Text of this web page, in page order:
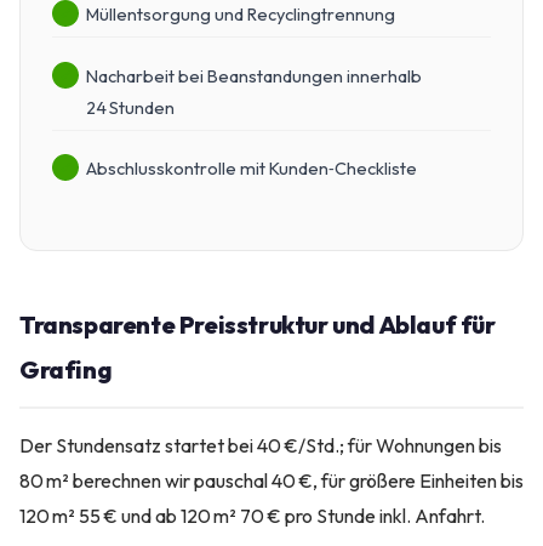
Müllentsorgung und Recyclingtrennung
Nacharbeit bei Beanstandungen innerhalb
24 Stunden
Abschlusskontrolle mit Kunden‑Checkliste
Transparente Preisstruktur und Ablauf für
Grafing
Der Stundensatz startet bei 40 €/Std.; für Wohnungen bis
80 m² berechnen wir pauschal 40 €, für größere Einheiten bis
120 m² 55 € und ab 120 m² 70 € pro Stunde inkl. Anfahrt.